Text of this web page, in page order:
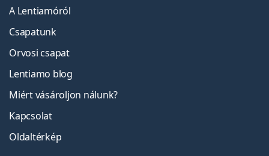
A Lentiamóról
Csapatunk
Orvosi csapat
Lentiamo blog
Miért vásároljon nálunk?
Kapcsolat
Oldaltérkép